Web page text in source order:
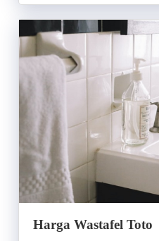
Harga Wastafel Toto